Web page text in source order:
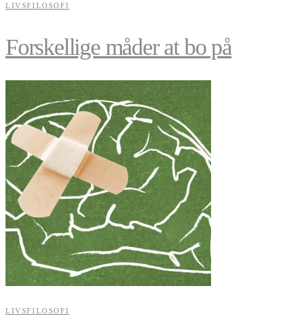
LIVSFILOSOFI
Forskellige måder at bo på
LIVSFILOSOFI